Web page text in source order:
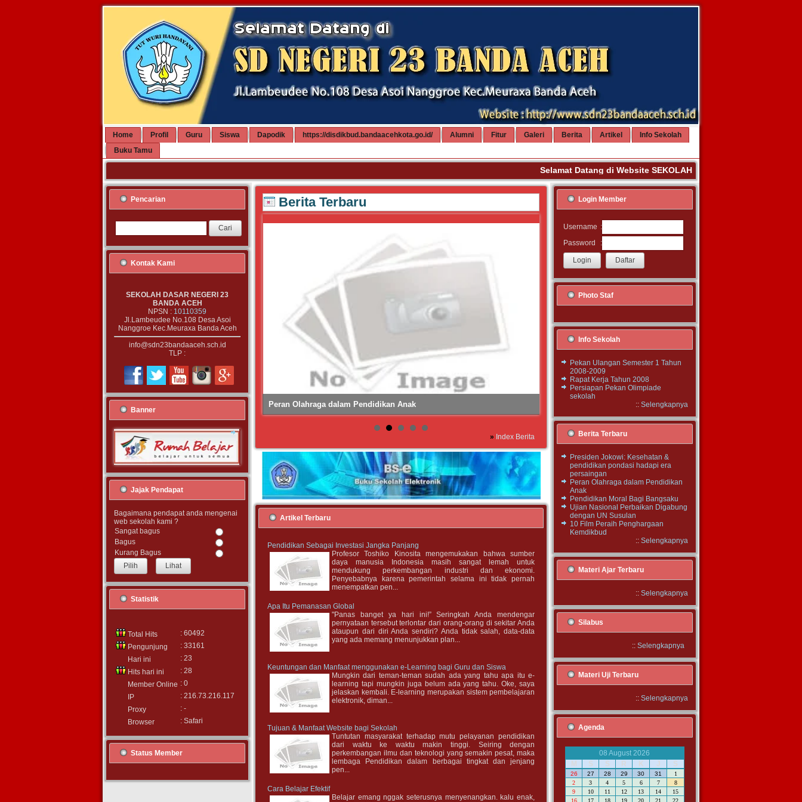
Home Profil Guru Siswa Dapodik https://disdikbud.bandaacehkota.go.id/ Alumni Fitur Galeri Berita Artikel
Info Sekolah
Buku Tamu
Selamat Datang di Website SEKOLAH DASAR NEGERI 23 BANDA
Pencarian
Kontak Kami
SEKOLAH DASAR NEGERI 23
BANDA ACEH
NPSN : 10110359
Jl.Lambeudee No.108 Desa Asoi
Nanggroe Kec.Meuraxa Banda Aceh
info@sdn23bandaaceh.sch.id
TLP :
Banner
Jajak Pendapat
Bagaimana pendapat anda mengenai
web sekolah kami ?
Sangat bagus
Bagus
Kurang Bagus
Lihat
Statistik
Total Hits
: 60492
Pengunjung
: 33161
Hari ini
: 23
Hits hari ini
: 28
Member Online : 0
IP
: 216.73.216.117
Proxy
: -
Browser
: Safari
Status Member
Berita Terbaru
Peran Olahraga dalam Pendidikan Anak
» Index Berita
Artikel Terbaru
Pendidikan Sebagai Investasi Jangka Panjang
Profesor Toshiko Kinosita mengemukakan bahwa sumber
daya manusia Indonesia masih sangat lemah untuk
mendukung perkembangan industri dan ekonomi.
Penyebabnya karena pemerintah selama ini tidak pernah
menempatkan pen...
Apa Itu Pemanasan Global
"Panas banget ya hari ini!” Seringkah Anda mendengar
pernyataan tersebut terlontar dari orang-orang di sekitar Anda
ataupun dari diri Anda sendiri? Anda tidak salah, data-data
yang ada memang menunjukkan plan...
Keuntungan dan Manfaat menggunakan e-Learning bagi Guru dan Siswa
Mungkin dari teman-teman sudah ada yang tahu apa itu e-
learning tapi mungkin juga belum ada yang tahu. Oke, saya
jelaskan kembali. E-learning merupakan sistem pembelajaran
elektronik, diman...
Tujuan & Manfaat Website bagi Sekolah
Tuntutan masyarakat terhadap mutu pelayanan pendidikan
dari waktu ke waktu makin tinggi. Seiring dengan
perkembangan ilmu dan teknologi yang semakin pesat, maka
lembaga Pendidikan dalam berbagai tingkat dan jenjang
pen...
Cara Belajar Efektif
Belajar emang nggak seterusnya menyenangkan. kalu enak,
Login Member
Username :
Password
:
Photo Staf
Info Sekolah
Pekan Ulangan Semester 1 Tahun
2008-2009
Rapat Kerja Tahun 2008
Persiapan Pekan Olimpiade
sekolah
:: Selengkapnya
Berita Terbaru
Presiden Jokowi: Kesehatan &
pendidikan pondasi hadapi era
persaingan
Peran Olahraga dalam Pendidikan
Anak
Pendidikan Moral Bagi Bangsaku
Ujian Nasional Perbaikan Digabung
dengan UN Susulan
10 Film Peraih Penghargaan
Kemdikbud
:: Selengkapnya
Materi Ajar Terbaru
:: Selengkapnya
Silabus
:: Selengkapnya
Materi Uji Terbaru
:: Selengkapnya
Agenda
08 August 2026
M
S S R K J S
26 27 28 29 30 31
1
2
3 4 5 6 7
8
9
10 11 12 13 14
15
16
17 18 19 20 21
22